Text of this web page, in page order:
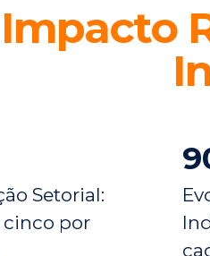
Setorial:
cinco por